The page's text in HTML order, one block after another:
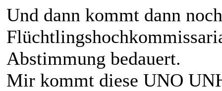
Und dann kommt dann
Abstimmung bedauert.
Mir kommt diese UNO